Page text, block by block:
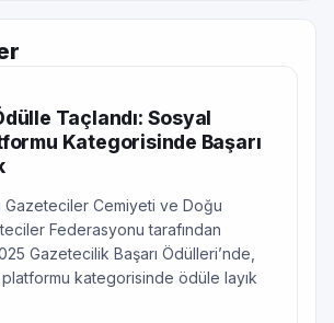
Taçlandı: Sosyal
Kategorisinde Başarı
Gazeteciler Cemiyeti ve Doğu
Federasyonu tarafından
Gazetecilik Başarı Ödülleri’nde,
kategorisinde ödüle layık